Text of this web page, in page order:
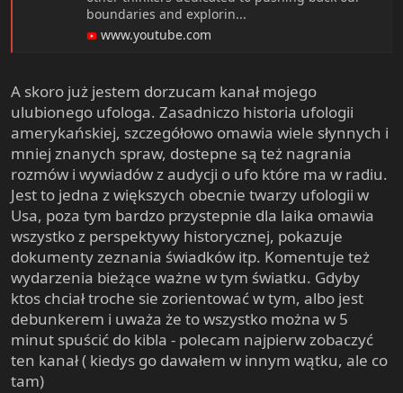
boundaries and explorin...
www.youtube.com
A skoro już jestem dorzucam kanał mojego
ulubionego ufologa. Zasadniczo historia ufologii
amerykańskiej, szczegółowo omawia wiele słynnych i
mniej znanych spraw, dostepne są też nagrania
rozmów i wywiadów z audycji o ufo które ma w radiu.
Jest to jedna z większych obecnie twarzy ufologii w
Usa, poza tym bardzo przystepnie dla laika omawia
wszystko z perspektywy historycznej, pokazuje
dokumenty zeznania świadków itp. Komentuje też
wydarzenia bieżące ważne w tym światku. Gdyby
ktos chciał troche sie zorientować w tym, albo jest
debunkerem i uważa że to wszystko można w 5
minut spuścić do kibla - polecam najpierw zobaczyć
ten kanał ( kiedys go dawałem w innym wątku, ale co
tam)